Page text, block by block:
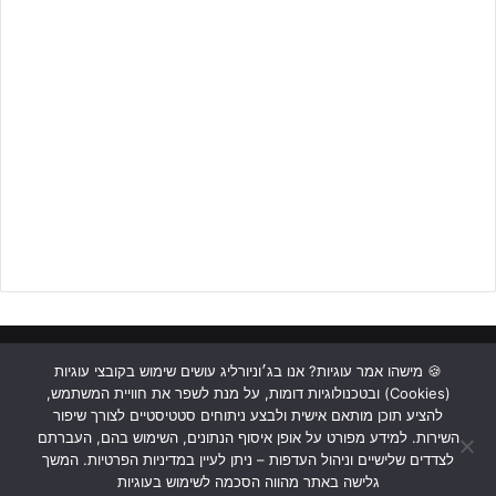
הייתה עונה קצת מאתגרת כי היא התחילה מאוד טוב ואחרי כמה
משחקים הייתה ירידה גם אישית וגם של הקבוצה עקב אי העפלה
לפלייאוף העליון, אבל הרבה בזכות המאמנים שלי והחברים לקבוצה
חזרתי ליכולת שלי וסיימנו את העונה בצורה הכי טובה שיכולנו.
ראשי כתבות תכנים מקצועיים תנאי שימוש
מדיניות אבטחה
כתבו לנו
Facebook
YouTube
Instagram
🍪 מישהו אמר עוגיות? אנו בג׳וניורליג עושים שימוש בקובצי עוגיות
(Cookies) ובטכנולוגיות דומות, על מנת לשפר את חוויית המשתמש,
להציע תוכן מותאם אישית ולבצע ניתוחים סטטיסטיים לצורך שיפור
השירות. למידע מפורט על אופן איסוף הנתונים, השימוש בהם, העברתם
לצדדים שלישיים וניהול העדפות – ניתן לעיין במדיניות הפרטיות. המשך
גלישה באתר מהווה הסכמה לשימוש בעוגיות